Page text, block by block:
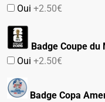
Oui+2.50€
Badge Coupe
Oui+2.50€
Badge Copa